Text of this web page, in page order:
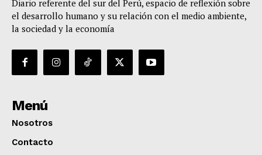
Diario referente del sur del Perú, espacio de reflexión sobre
el desarrollo humano y su relación con el medio ambiente,
la sociedad y la economía
Menú
Nosotros
Contacto